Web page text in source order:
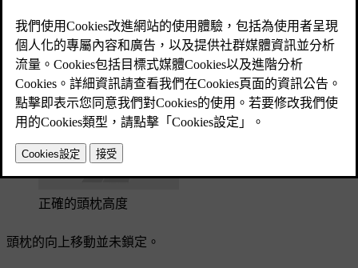
已更新 2025/04/04
正確調整的頭枕，可在碰撞期間協助預防頸部傷害。 務必對
齊頭枕，以盡可能涵蓋頭部後方。
正確的頭枕高度
頭枕的向上移動並未鎖定。